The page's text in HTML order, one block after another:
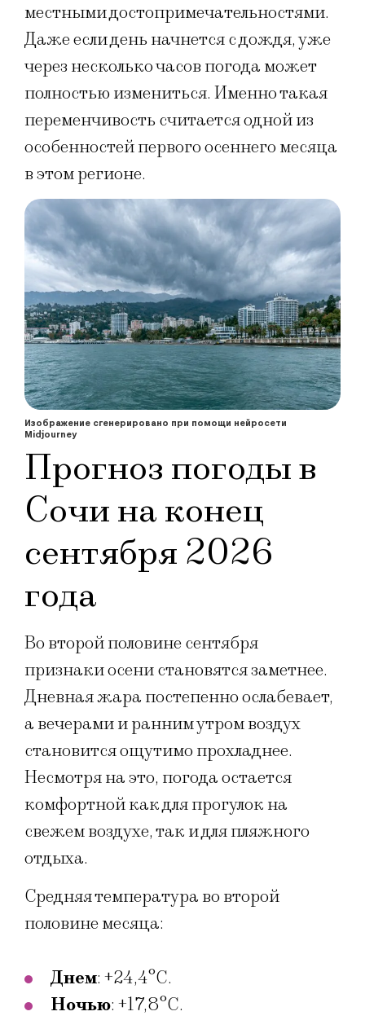
местными достопримечательностями.
Даже если день начнется с дождя, уже
через несколько часов погода может
полностью измениться. Именно такая
переменчивость считается одной из
особенностей первого осеннего месяца
в этом регионе.
Изображение сгенерировано при помощи нейросети
Midjourney
Прогноз погоды в
Сочи на конец
сентября 2026
года
Во второй половине сентября
признаки осени становятся заметнее.
Дневная жара постепенно ослабевает,
а вечерами и ранним утром воздух
становится ощутимо прохладнее.
Несмотря на это, погода остается
комфортной как для прогулок на
свежем воздухе, так и для пляжного
отдыха.
Средняя температура во второй
половине месяца:
Днем: +24,4°C.
Ночью: +17,8°C.